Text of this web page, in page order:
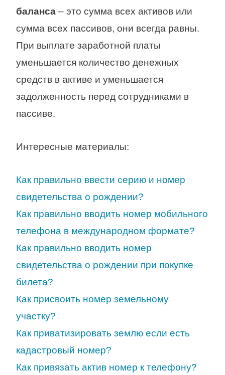
баланса – это сумма всех активов или
сумма всех пассивов, они всегда равны.
При выплате заработной платы
уменьшается количество денежных
средств в активе и уменьшается
задолженность перед сотрудниками в
пассиве.
Интересные материалы:
Как правильно ввести серию и номер
свидетельства о рождении?
Как правильно вводить номер мобильного
телефона в международном формате?
Как правильно вводить номер
свидетельства о рождении при покупке
билета?
Как присвоить номер земельному
участку?
Как приватизировать землю если есть
кадастровый номер?
Как привязать актив номер к телефону?